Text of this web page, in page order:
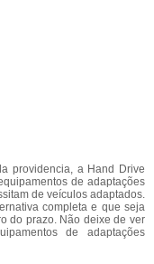
providencia, a Hand Drive
de adaptações
de veículos adaptados.
completa e que seja
do prazo. Não deixe de ver
de adaptações